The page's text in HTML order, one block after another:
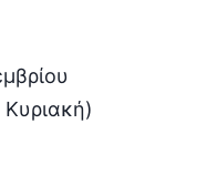
Κυριακή)